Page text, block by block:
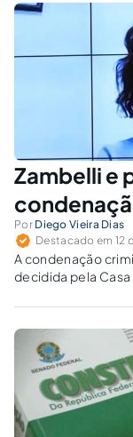
Zambelli e
Por Diego Vieira Dias
Destacado em 12
A condenação
decidida pela
objetiva do regime
separação de